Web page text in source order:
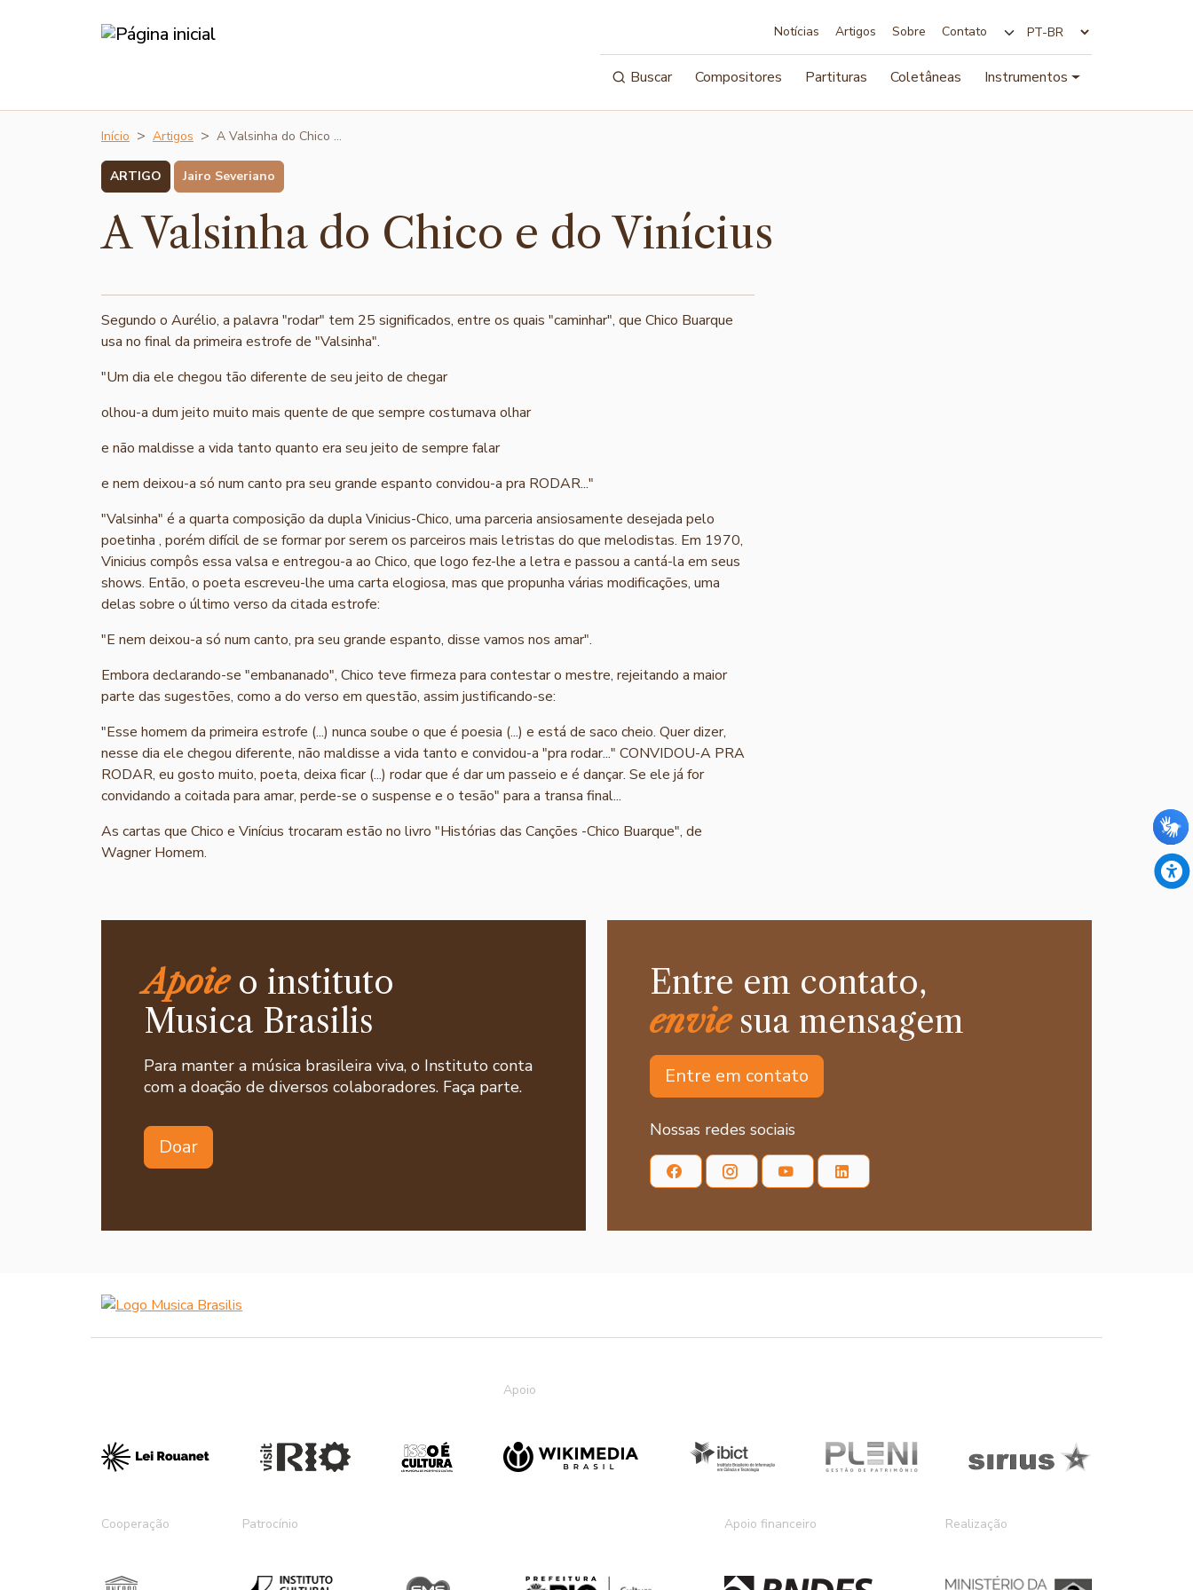
Notícias Artigos Sobre Contato
Buscar Compositores Partituras Coletâneas Instrumentos
Início Artigos A Valsinha do Chico …
ARTIGO Jairo Severiano
A Valsinha do Chico e do Vinícius
Segundo o Aurélio, a palavra "rodar" tem 25 significados, entre os quais "caminhar", que Chico Buarque
usa no final da primeira estrofe de "Valsinha".
"Um dia ele chegou tão diferente de seu jeito de chegar
olhou-a dum jeito muito mais quente de que sempre costumava olhar
e não maldisse a vida tanto quanto era seu jeito de sempre falar
e nem deixou-a só num canto pra seu grande espanto convidou-a pra RODAR..."
"Valsinha" é a quarta composição da dupla Vinicius-Chico, uma parceria ansiosamente desejada pelo
poetinha , porém difícil de se formar por serem os parceiros mais letristas do que melodistas. Em 1970,
Vinicius compôs essa valsa e entregou-a ao Chico, que logo fez-lhe a letra e passou a cantá-la em seus
shows. Então, o poeta escreveu-lhe uma carta elogiosa, mas que propunha várias modificações, uma
delas sobre o último verso da citada estrofe:
"E nem deixou-a só num canto, pra seu grande espanto, disse vamos nos amar".
Embora declarando-se "embananado", Chico teve firmeza para contestar o mestre, rejeitando a maior
parte das sugestões, como a do verso em questão, assim justificando-se:
"Esse homem da primeira estrofe (...) nunca soube o que é poesia (...) e está de saco cheio. Quer dizer,
nesse dia ele chegou diferente, não maldisse a vida tanto e convidou-a "pra rodar..." CONVIDOU-A PRA
RODAR, eu gosto muito, poeta, deixa ficar (...) rodar que é dar um passeio e é dançar. Se ele já for
convidando a coitada para amar, perde-se o suspense e o tesão" para a transa final...
As cartas que Chico e Vinícius trocaram estão no livro "Histórias das Canções -Chico Buarque", de
Wagner Homem.
Apoieo instituto
Musica Brasilis
Para manter a música brasileira viva, o Instituto conta
com a doação de diversos colaboradores. Faça parte.
Doar
Entre em contato,
enviesua mensagem
Entre em contato
Nossas redes sociais
Apoio
Cooperação Patrocínio Apoio financeiro Realização